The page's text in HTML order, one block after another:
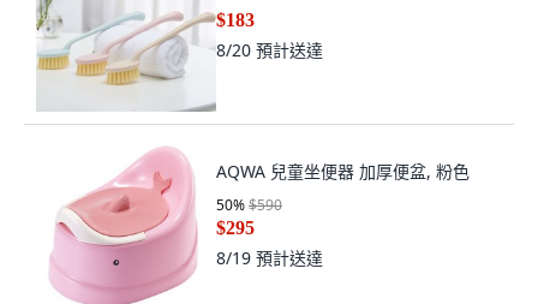
$183
8/20 預計送達
AQWA 兒童坐便器 加厚便盆, 粉色
50%$590
$295
8/19 預計送達